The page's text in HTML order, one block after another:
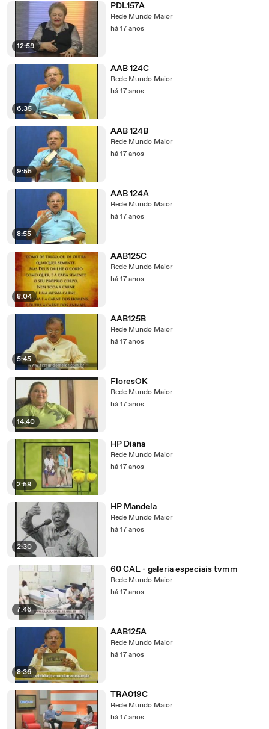
12:59
PDL157A
Rede Mundo Maior
há 17 anos
6:35
AAB 124C
Rede Mundo Maior
há 17 anos
9:55
AAB 124B
Rede Mundo Maior
há 17 anos
8:55
AAB 124A
Rede Mundo Maior
há 17 anos
8:04
AAB125C
Rede Mundo Maior
há 17 anos
5:45
AAB125B
Rede Mundo Maior
há 17 anos
14:40
FloresOK
Rede Mundo Maior
há 17 anos
2:59
HP Diana
Rede Mundo Maior
há 17 anos
2:30
HP Mandela
Rede Mundo Maior
há 17 anos
7:46
60 CAL - galeria especiais tvmm
Rede Mundo Maior
há 17 anos
8:36
AAB125A
Rede Mundo Maior
há 17 anos
TRA019C
Rede Mundo Maior
há 17 anos